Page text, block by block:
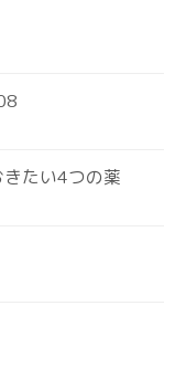
たい4つの薬